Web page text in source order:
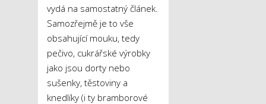
vydá na samostatný článek.
Samozřejmě je to vše
obsahující mouku, tedy
pečivo, cukrářské výrobky
jako jsou dorty nebo
sušenky, těstoviny a
knedlíky (i ty bramborové